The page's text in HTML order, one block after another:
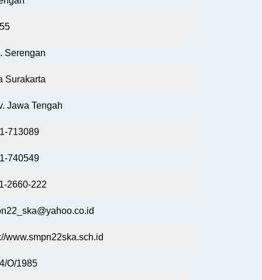
Serengan
Surakarta
Jawa Tengah
713089
740549
2660-222
www.smpn22ska.sch.id
O/1985